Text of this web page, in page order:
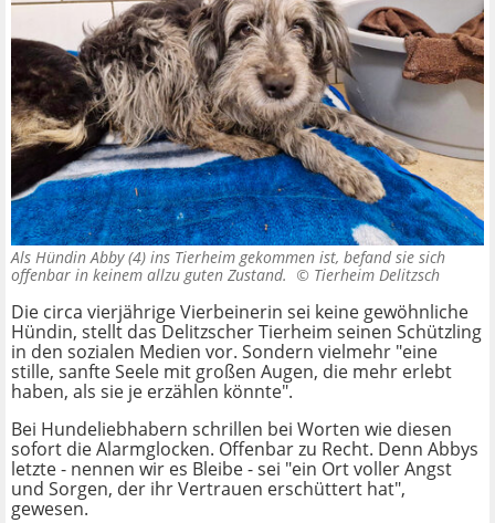
Als Hündin Abby (4) ins Tierheim gekommen ist, befand sie sich
offenbar in keinem allzu guten Zustand. © Tierheim Delitzsch
Die circa vierjährige Vierbeinerin sei keine gewöhnliche
Hündin, stellt das Delitzscher Tierheim seinen Schützling
in den sozialen Medien vor. Sondern vielmehr "eine
stille, sanfte Seele mit großen Augen, die mehr erlebt
haben, als sie je erzählen könnte".
Bei Hundeliebhabern schrillen bei Worten wie diesen
sofort die Alarmglocken. Offenbar zu Recht. Denn Abbys
letzte - nennen wir es Bleibe - sei "ein Ort voller Angst
und Sorgen, der ihr Vertrauen erschüttert hat",
gewesen.